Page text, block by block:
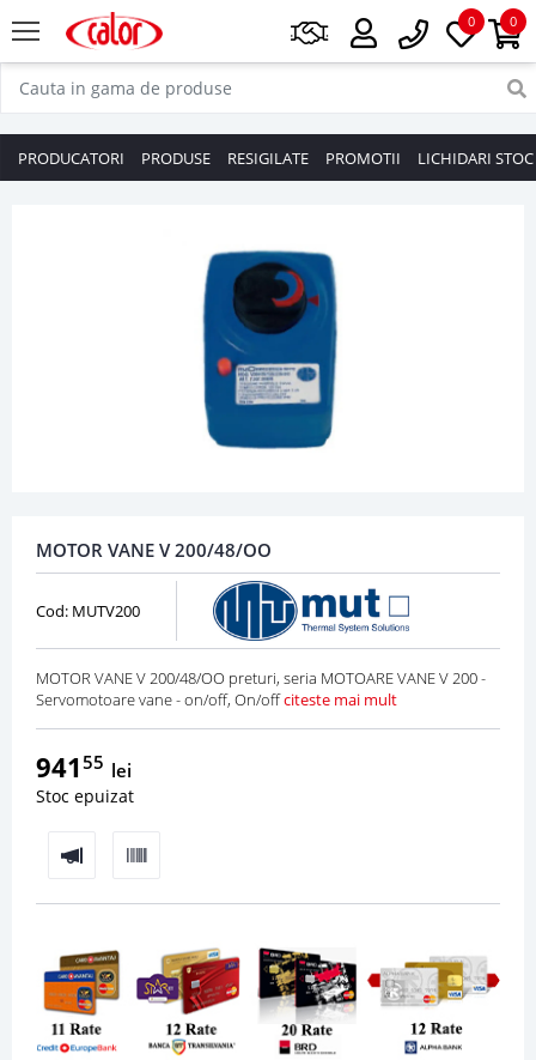
0
0
PRODUCATORI PRODUSE RESIGILATE PROMOTII LICHIDARI STOC
MOTOR VANE V 200/48/OO
Cod: MUTV200
MOTOR VANE V 200/48/OO preturi, seria MOTOARE VANE V 200 -
Servomotoare vane - on/off, On/offciteste mai mult
94155 lei
Stoc epuizat